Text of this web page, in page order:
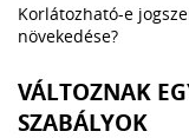
Korlátozható-e
növekedése?
VÁLTOZNAK
SZABÁLYOK